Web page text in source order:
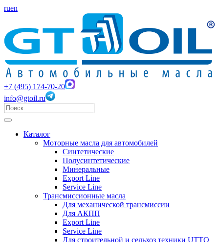
ruen
+7 (495) 174-70-20
info@gtoil.ru
Каталог
Моторные масла для автомобилей
Синтетические
Полусинтетические
Минеральные
Export Line
Service Line
Трансмиссионные масла
Для механической трансмиссии
Для АКПП
Export Line
Service Line
Для строительной и сельхоз техники UTTO